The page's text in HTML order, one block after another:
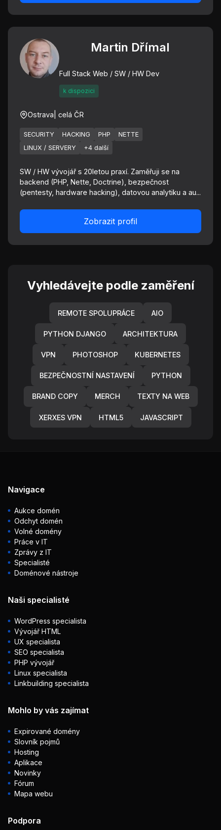
Martin Dřímal
Full Stack Web / SW / HW Dev
k dispozici
Ostrava | celá ČR
SECURITY HACKING PHP
NETTE
LINUX / SERVERY
+4 další
SW / HW vývojář s 20letou praxí. Zaměřuji se na
backend (PHP, Nette, Doctrine), bezpečnost
(pentesty, hardware hacking), datovou analytiku a au...
Zobrazit profil
Vyhledávejte podle zaměření
REMOTE SPOLUPRÁCE AIO
PYTHON DJANGO ARCHITEKTURA
VPN PHOTOSHOP KUBERNETES
BEZPEČNOSTNÍ NASTAVENÍ PYTHON
BRAND COPY MERCH TEXTY NA WEB
XERXES VPN HTML5 JAVASCRIPT
Navigace
Aukce domén
Odchyt domén
Volné domény
Práce v IT
Zprávy z IT
Specialisté
Doménové nástroje
Naši specialisté
WordPress specialista
Vývojář HTML
UX specialista
SEO specialista
PHP vývojář
Linux specialista
Linkbuilding specialista
Mohlo by vás zajímat
Expirované domény
Slovník pojmů
Hosting
Aplikace
Novinky
Fórum
Mapa webu
Podpora